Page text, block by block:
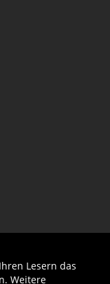
Lesern das
Weitere
widerrufen